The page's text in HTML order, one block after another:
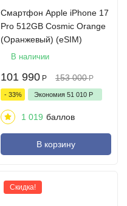
Cмартфон Apple iPhone 17
Pro 512GB Cosmic Orange
(Оранжевый) (eSIM)
В наличии
101 990 Р 153 000 Р
- 33% Экономия 51 010 Р
1 019 баллов
В корзину
Скидка!